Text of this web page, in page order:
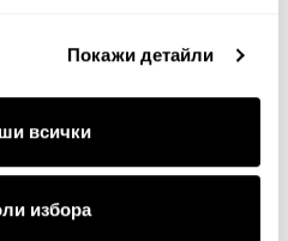
Покажи детайли
всички
избора
възглавница Arkansas
12.00€ 23.47лв.
8.40€ 16.43лв.